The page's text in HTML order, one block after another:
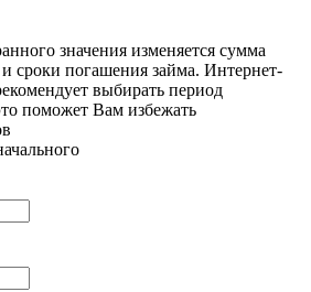
значения изменяется сумма
сроки погашения займа. Интернет-
выбирать период
поможет Вам избежать